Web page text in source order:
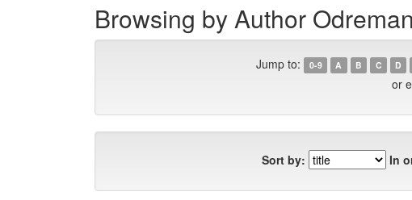
Browsing by Author
Jump to: 0-9 A B C D
or
Sort by: In